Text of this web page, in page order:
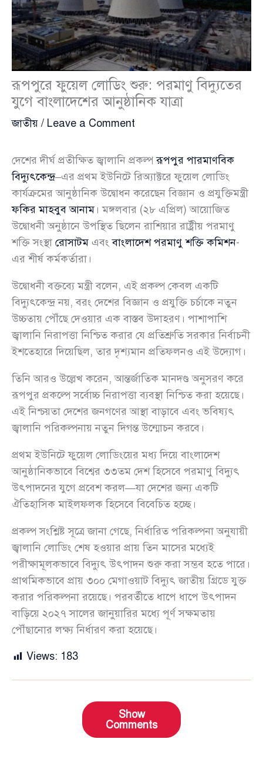
রূপপুরে ফুয়েল লোডিং শুরু: পরমাণু বিদ্যুতের
যুগে বাংলাদেশের আনুষ্ঠানিক যাত্রা
জাতীয় / Leave a Comment
দেশের দীর্ঘ প্রতীক্ষিত জ্বালানি প্রকল্পরূপপুর পারমাণবিক
বিদ্যুৎকেন্দ্র–এর প্রথম ইউনিটে রিঅ্যাক্টরে ফুয়েল লোডিং
কার্যক্রমের আনুষ্ঠানিক উদ্বোধন করেছেন বিজ্ঞান ও প্রযুক্তিমন্ত্রী
ফকির মাহবুব আনাম । মঙ্গলবার (২৮ এপ্রিল) আয়োজিত
উদ্বোধনী অনুষ্ঠানে উপস্থিত ছিলেন রাশিয়ার রাষ্ট্রীয় পরমাণু
শক্তি সংস্থা রোসাটম এবংবাংলাদেশ পরমাণু শক্তি কমিশন-
এর শীর্ষ কর্মকর্তারা।
উদ্বোধনী বক্তব্যে মন্ত্রী বলেন, এই প্রকল্প কেবল একটি
বিদ্যুৎকেন্দ্র নয়, বরং দেশের বিজ্ঞান ও প্রযুক্তি চর্চাকে নতুন
উচ্চতায় পৌঁছে দেওয়ার এক বাস্তব উদাহরণ। পাশাপাশি
জ্বালানি নিরাপত্তা নিশ্চিত করার যে প্রতিশ্রুতি সরকার নির্বাচনী
ইশতেহারে দিয়েছিল, তার দৃশ্যমান প্রতিফলনও এই উদ্যোগ।
তিনি আরও উল্লেখ করেন, আন্তর্জাতিক মানদণ্ড অনুসরণ করে
রূপপুর প্রকল্পে সর্বোচ্চ নিরাপত্তা ব্যবস্থা নিশ্চিত করা হয়েছে।
এই নিশ্চয়তা দেশের জনগণের আস্থা বাড়াবে এবং ভবিষ্যৎ
জ্বালানি পরিকল্পনায় নতুন দিগন্ত উন্মোচন করবে।
প্রথম ইউনিটে ফুয়েল লোডিংয়ের মধ্য দিয়ে বাংলাদেশ
আনুষ্ঠানিকভাবে বিশ্বের ৩৩তম দেশ হিসেবে পরমাণু বিদ্যুৎ
উৎপাদনের যুগে প্রবেশ করল—যা দেশের জন্য একটি
ঐতিহাসিক মাইলফলক হিসেবে বিবেচিত হচ্ছে।
প্রকল্প সংশ্লিষ্ট সূত্রে জানা গেছে, নির্ধারিত পরিকল্পনা অনুযায়ী
জ্বালানি লোডিং শেষ হওয়ার প্রায় তিন মাসের মধ্যেই
পরীক্ষামূলকভাবে বিদ্যুৎ উৎপাদন শুরু করা সম্ভব হতে পারে।
প্রাথমিকভাবে প্রায় ৩০০ মেগাওয়াট বিদ্যুৎ জাতীয় গ্রিডে যুক্ত
করার পরিকল্পনা রয়েছে। পরবর্তীতে ধাপে ধাপে উৎপাদন
বাড়িয়ে ২০২৭ সালের জানুয়ারির মধ্যে পূর্ণ সক্ষমতায়
পৌঁছানোর লক্ষ্য নির্ধারণ করা হয়েছে।
Views: 183
Show
Comments